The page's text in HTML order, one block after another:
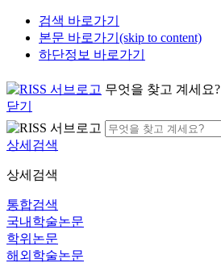
검색 바로가기
본문 바로가기(skip to content)
하단정보 바로가기
무엇을 찾고 계세요?
닫기
상세검색
상세검색
통합검색
국내학술논문
학위논문
해외학술논문